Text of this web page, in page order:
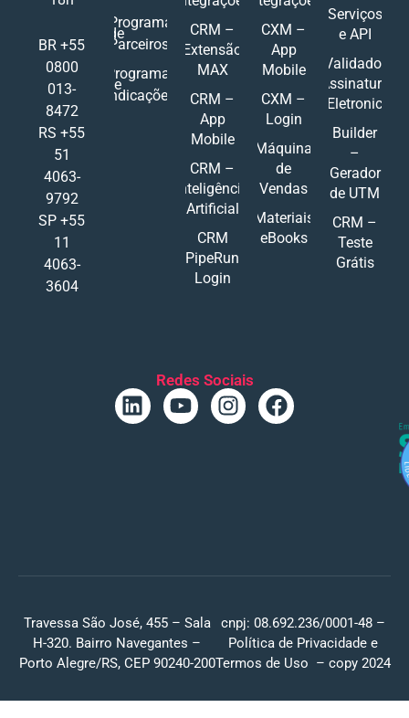
BR +55
0800
013-
8472
RS +55
51
4063-
9792
SP +55
11
4063-
3604
Programa
de
Parceiros
Programa
de
Indicações
CRM –
Extensão
MAX
CRM –
App
Mobile
CRM –
Inteligência
Artificial
CRM
PipeRun
Login
CXM –
App
Mobile
CXM –
Login
Máquina
de
Vendas
Materiais
eBooks
Serviços
e API
Validador
Assinatura
Eletronic
Builder
–
Gerador
de UTM
CRM –
Teste
Grátis
Redes Sociais
Travessa São José, 455 – Sala
H-320. Bairro Navegantes –
Porto Alegre/RS, CEP 90240-200
cnpj: 08.692.236/0001-48 –
Política de Privacidade e
Termos de Uso – copy 2024